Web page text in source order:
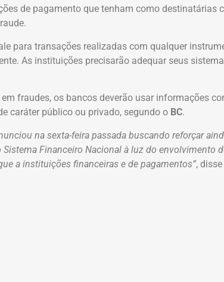
de pagamento que tenham como destinatárias
para transações realizadas com qualquer
As instituições precisarão adequar seus
fraudes, os bancos deverão usar informações
caráter público ou privado, segundo o BC.
na sexta-feira passada buscando reforçar
Financeiro Nacional à luz do envolvimento
a instituições financeiras e de pagamentos”, disse